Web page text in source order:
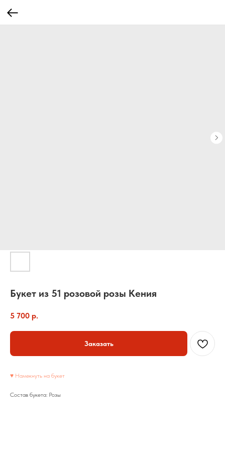
Букет из 51 розовой розы Кения
5 700 р.
Заказать
♥ Намекнуть на букет
Состав букета: Розы